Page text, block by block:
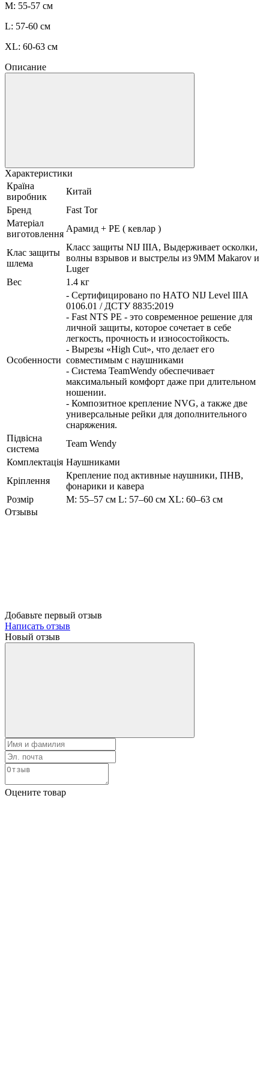
M: 55-57 см
L: 57-60 см
XL: 60-63 см
Описание
Характеристики
Країна
виробник
Китай
Бренд
Fast Tor
Матеріал
виготовлення
Арамид + PE ( кевлар )
Клас защиты
шлема
Класс защиты NIJ IIIA, Выдерживает осколки,
волны взрывов и выстрелы из 9ММ Makarov и
Luger
Вес
1.4 кг
Особенности
- Сертифицировано по НАТО NIJ Level IIIA
0106.01 / ДСТУ 8835:2019
- Fast NTS РЕ - это современное решение для
личной защиты, которое сочетает в себе
легкость, прочность и износостойкость.
- Вырезы «High Cut», что делает его
совместимым с наушниками
- Система TeamWendy обеспечивает
максимальный комфорт даже при длительном
ношении.
- Композитное крепление NVG, а также две
универсальные рейки для дополнительного
снаряжения.
Підвісна
система
Team Wendy
Комплектація Наушниками
Кріплення
Крепление под активные наушники, ПНВ,
фонарики и кавера
Розмір
M: 55–57 см L: 57–60 см XL: 60–63 см
Отзывы
Добавьте первый отзыв
Написать отзыв
Новый отзыв
Оцените товар